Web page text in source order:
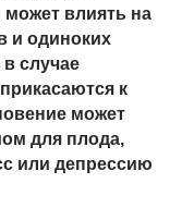
влиять на
и одиноких
случае
к
может
для плода,
или депрессию